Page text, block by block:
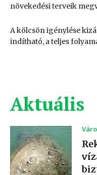
növekedési terveik
A kölcsön igénylése
indítható, a teljes
Aktuális